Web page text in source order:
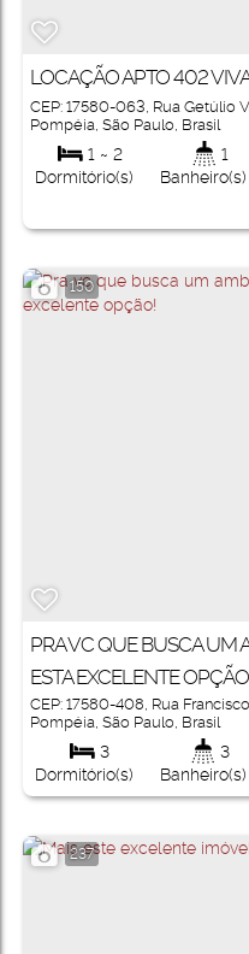
LOCAÇÃO APTO 402
CEP: 17580-063, Rua Getúlio
Pompéia, São Paulo, Brasil
1 ~ 2
Dormitório(s)
1
Banheiro(s)
150
PRA VC QUE BUSCA UM
ESTA EXCELENTE
CEP: 17580-408, Rua
Pompéia, São Paulo, Brasil
3
Dormitório(s)
3
Banheiro(s)
237